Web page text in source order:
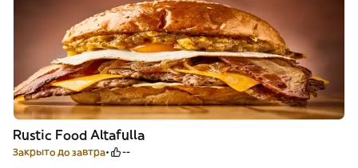
Rustic Food Altafulla
Закрыто до завтра --